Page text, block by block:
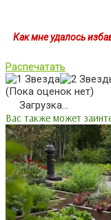
Как мне удалось
Распечатать
(Пока оценок нет)
Загрузка...
Вас также может